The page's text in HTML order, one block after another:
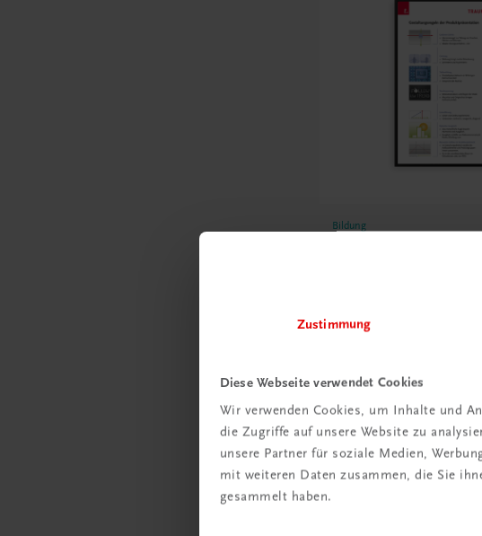
Zustimmung
Diese Webseite verwendet Cookies
Wir verwenden Cookies, um Inhalte und
die Zugriffe auf unsere Website zu
unsere Partner für soziale Medien,
mit weiteren Daten zusammen, die Sie
gesammelt haben.
Bildung
Gut zu wissen